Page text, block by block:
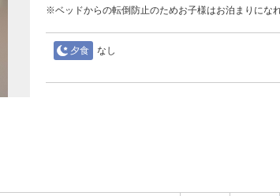
※ベッドからの転倒防止のためお子様はお泊まりにな
夕食 なし